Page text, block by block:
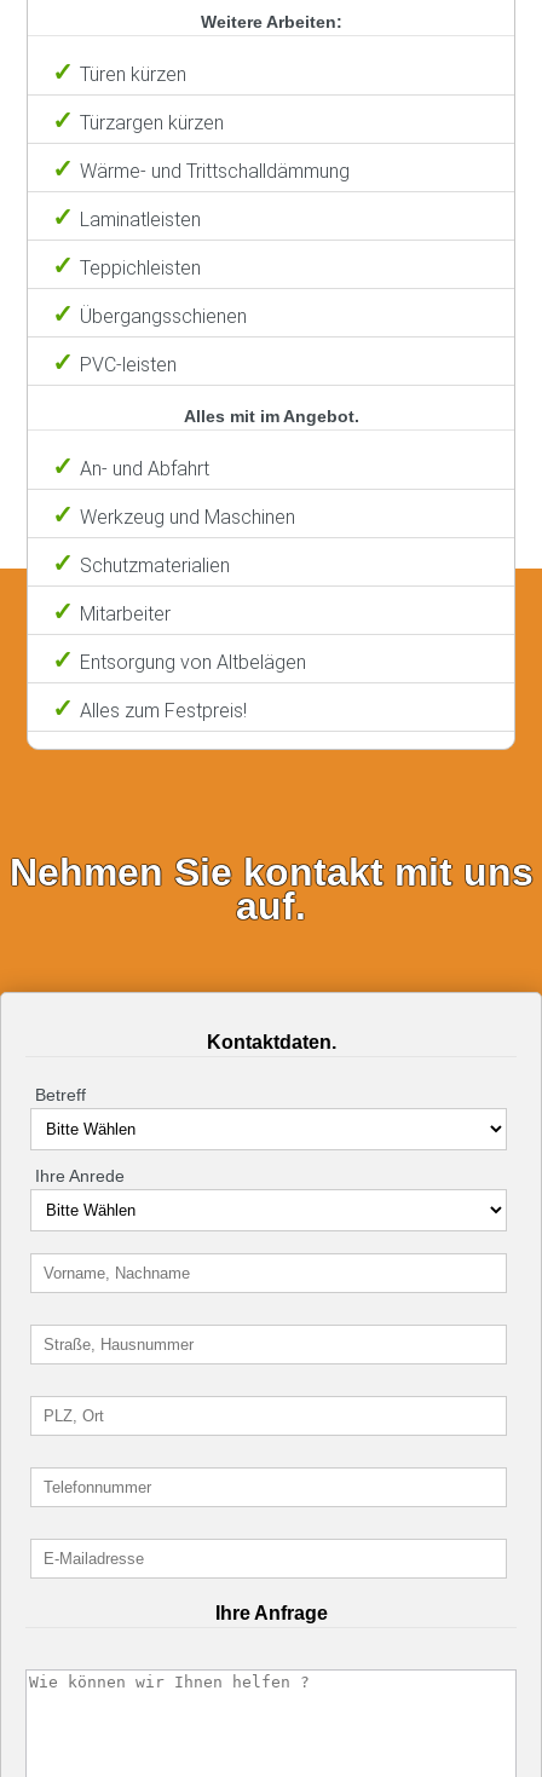
Weitere Arbeiten:
Türen kürzen
Türzargen kürzen
Wärme- und Trittschalldämmung
Laminatleisten
Teppichleisten
Übergangsschienen
PVC-leisten
Alles mit im Angebot.
An- und Abfahrt
Werkzeug und Maschinen
Schutzmaterialien
Mitarbeiter
Entsorgung von Altbelägen
Alles zum Festpreis!
Nehmen Sie kontakt mit uns
auf.
Kontaktdaten.
Betreff
Ihre Anrede
Ihre Anfrage